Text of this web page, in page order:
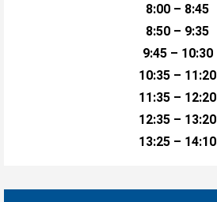
8:00 – 8:45
8:50 – 9:35
9:45 – 10:30
10:35 – 11:20
11:35 – 12:20
12:35 – 13:20
13:25 – 14:10